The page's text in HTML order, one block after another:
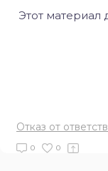
Этот материал
Отказ от
0 0